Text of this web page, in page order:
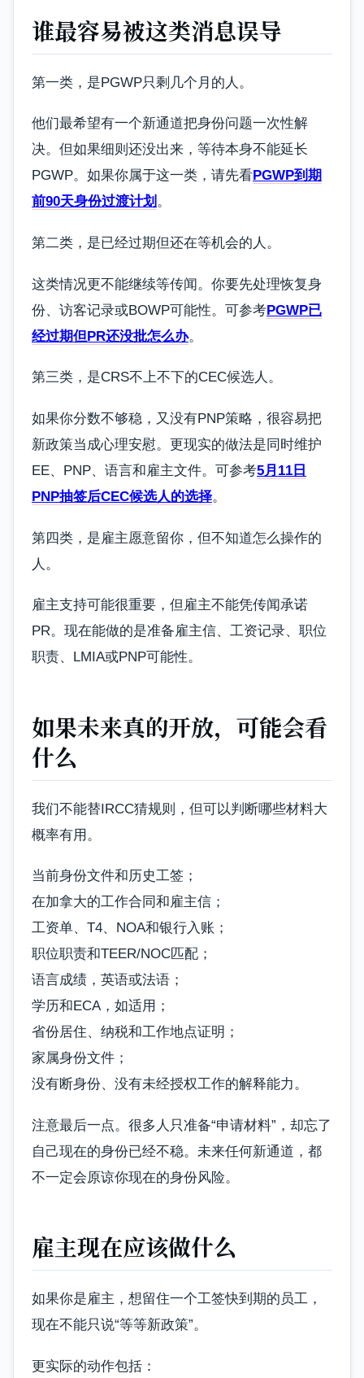
谁最容易被这类消息误导
第一类，是PGWP只剩几个月的人。
他们最希望有一个新通道把身份问题一次性解
决。但如果细则还没出来，等待本身不能延长
PGWP。如果你属于这一类，请先看PGWP到期
前90天身份过渡计划 。
第二类，是已经过期但还在等机会的人。
这类情况更不能继续等传闻。你要先处理恢复身
份、访客记录或BOWP可能性。可参考PGWP已
经过期但PR还没批怎么办。
第三类，是CRS不上不下的CEC候选人。
如果你分数不够稳，又没有PNP策略，很容易把
新政策当成心理安慰。更现实的做法是同时维护
EE、PNP、语言和雇主文件。可参考5月11日
PNP抽签后CEC候选人的选择。
第四类，是雇主愿意留你，但不知道怎么操作的
人。
雇主支持可能很重要，但雇主不能凭传闻承诺
PR。现在能做的是准备雇主信、工资记录、职位
职责、LMIA或PNP可能性。
如果未来真的开放，可能会看
什么
我们不能替IRCC猜规则，但可以判断哪些材料大
概率有用。
当前身份文件和历史工签；
在加拿大的工作合同和雇主信；
工资单、T4、NOA和银行入账；
职位职责和TEER/NOC匹配；
语言成绩，英语或法语；
学历和ECA，如适用；
省份居住、纳税和工作地点证明；
家属身份文件；
没有断身份、没有未经授权工作的解释能力。
注意最后一点。很多人只准备“申请材料”，却忘了
自己现在的身份已经不稳。未来任何新通道，都
不一定会原谅你现在的身份风险。
雇主现在应该做什么
如果你是雇主，想留住一个工签快到期的员工，
现在不能只说“等等新政策”。
更实际的动作包括：